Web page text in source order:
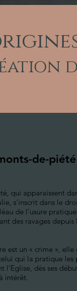
de-
qui apparaissent
s’inscrit dans le
de l’usure
des ravages
est un « crime », elle
qui la pratique les
l’Eglise, dès ses
intérêt.